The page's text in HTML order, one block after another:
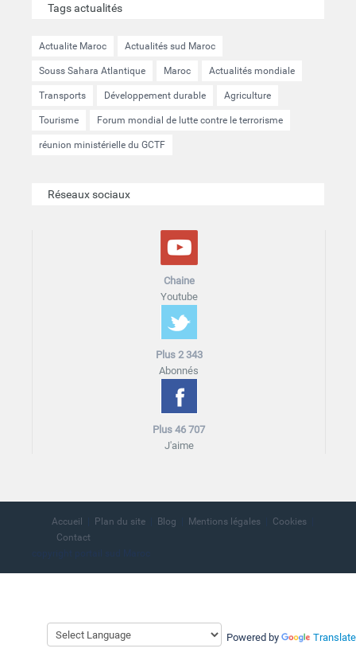
Powered by Translate
Tags actualités
Actualite Maroc Actualités sud Maroc
Souss Sahara Atlantique Maroc Actualités mondiale
Transports Développement durable Agriculture
Tourisme Forum mondial de lutte contre le terrorisme
réunion ministérielle du GCTF
Réseaux sociaux
Chaine
Youtube
Plus 2 343
Abonnés
Plus 46 707
J'aime
Accueil Plan du site Blog Mentions légales
Cookies
Contact